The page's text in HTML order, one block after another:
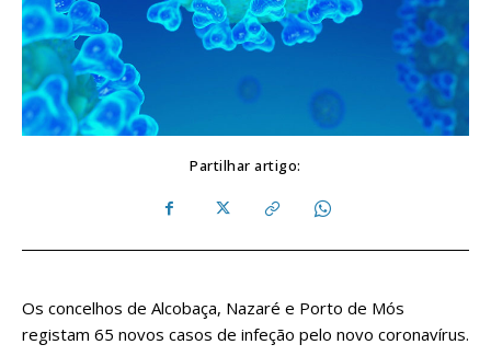
Partilhar artigo:
Os concelhos de Alcobaça, Nazaré e Porto de Mós
registam 65 novos casos de infeção pelo novo coronavírus.